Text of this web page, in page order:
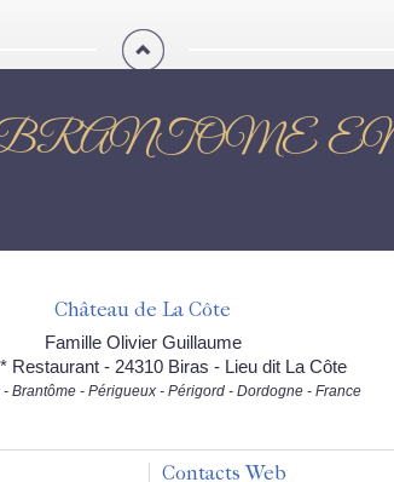
Château de La Côte
Famille Olivier Guillaume
Restaurant - 24310 Biras - Lieu dit La Côte
Brantôme - Périgueux - Périgord - Dordogne - France
Contacts Web